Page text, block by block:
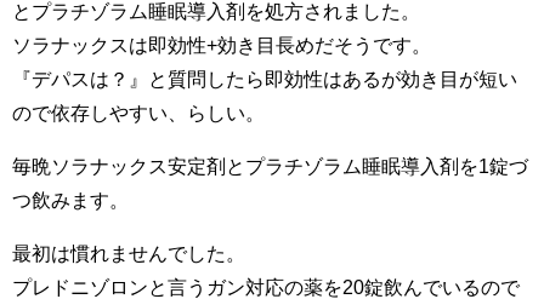
とプラチゾラム睡眠導入剤を処方されました。
ソラナックスは即効性+効き目長めだそうです。
『デパスは？』と質問したら即効性はあるが効き目が短い
ので依存しやすい、らしい。
毎晩ソラナックス安定剤とプラチゾラム睡眠導入剤を1錠づ
つ飲みます。
最初は慣れませんでした。
プレドニゾロンと言うガン対応の薬を20錠飲んでいるので